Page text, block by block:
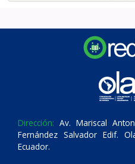
Dirección: Av. Mariscal
Fernández Salvador Edif.
Ecuador.